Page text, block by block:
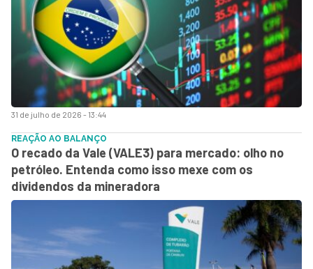
31 de julho de 2026 - 13:44
REAÇÃO AO BALANÇO
O recado da Vale (VALE3) para mercado: olho no
petróleo. Entenda como isso mexe com os
dividendos da mineradora